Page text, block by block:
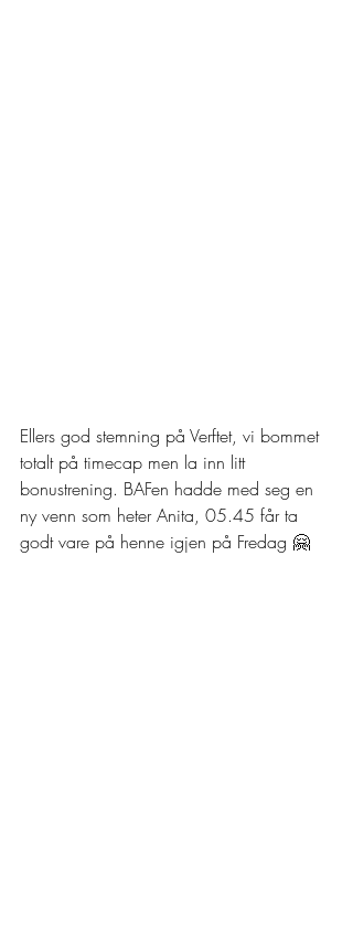
Ellers god stemning på Verftet, vi bommet
totalt på timecap men la inn litt
bonustrening. BAFen hadde med seg en
ny venn som heter Anita, 05.45 får ta
godt vare på henne igjen på Fredag 🤗